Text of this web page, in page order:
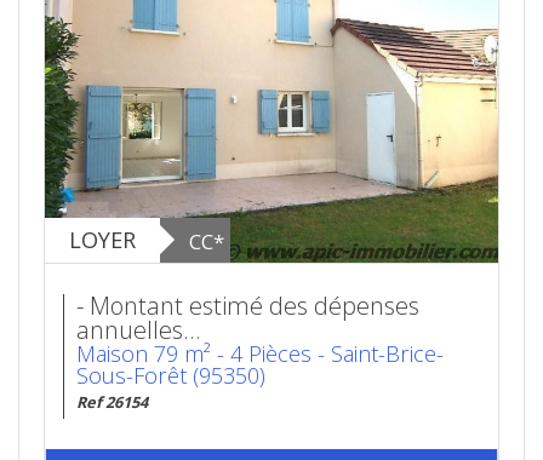
LOYER CC*
- Montant estimé des dépenses
annuelles...
Maison 79 m² - 4 Pièces - Saint-Brice-
Sous-Forêt (95350)
Ref 26154